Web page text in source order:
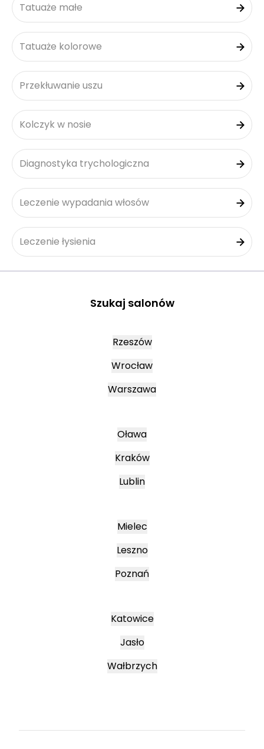
Tatuaże małe
Tatuaże kolorowe
Przekłuwanie uszu
Kolczyk w nosie
Diagnostyka trychologiczna
Leczenie wypadania włosów
Leczenie łysienia
Szukaj salonów
Rzeszów
Wrocław
Warszawa
Oława
Kraków
Lublin
Mielec
Leszno
Poznań
Katowice
Jasło
Wałbrzych